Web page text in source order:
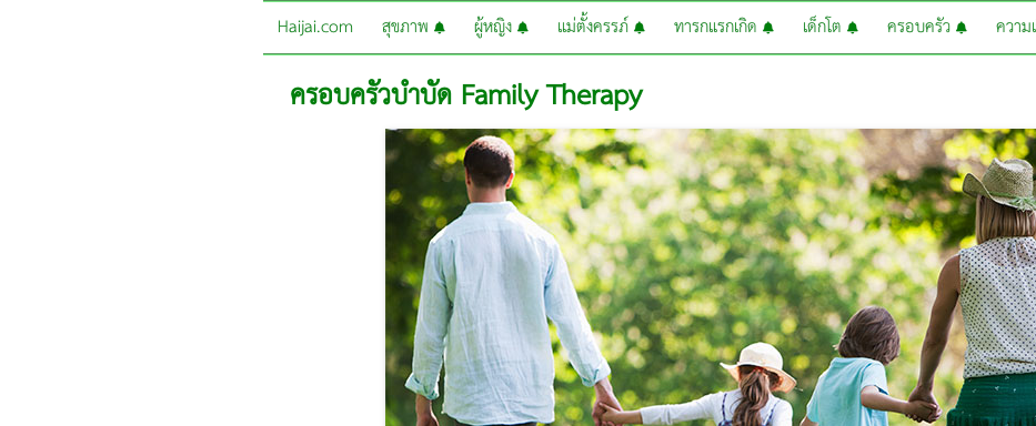
Haijai.com สุขภาพ ผู้หญิง แม่ตั้งครรภ์ ทารกแรกเกิด เด็กโต ครอบครัว ควา
ครอบครัวบำบัด Family Therapy